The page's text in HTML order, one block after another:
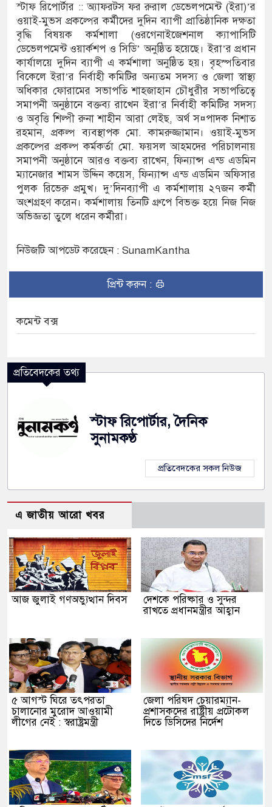
বুথ ও সেল্ফ সার্ভিস সেন্টারের উদ্বোধন
জেলা প্রশাসন
সংশোধন ও স্বত্ব ফেরতের দাবি
জীবনের ঝুঁকি, নিরাপদ নৌযান এখনো অধরা
শূন্য, ৪৫১টি প্রাথমিক বিদ্যালয়ে নেই প্রধান
নিহত ২, নিখোঁজ ২, ভবানীপুরে শোকের
অভিযোগে সংবাদ সম্মেলন, নিরাপত্তা ও সুষ্ঠু
বিঘা কৃষিজমি, বোরো আবাদ নিয়ে শঙ্কা
ও নাসীরুদ্দীনসহ ১০ জনের বিরুদ্ধে মামলা
থেকে দেশ পরিচালনার অধিকার হারিয়েছে :
ধর্মের নামে বিভেদ সৃষ্টি করছে : মির্জা
স্টাফ রিপোর্টার :: অ্যাফরটস ফর রুরাল ডেভেলপমেন্ট (ইরা)’র
ওয়াই-মুভস প্রকল্পের কর্মীদের দুদিন ব্যাপী প্রাতিষ্ঠানিক দক্ষতা
বৃদ্ধি বিষয়ক কর্মশালা (ওরগেনাইজেশনাল ক্যাপাসিটি
ডেভেলপমেন্ট ওয়ার্কশপ ও সিডি’ অনুষ্ঠিত হয়েছে। ইরা’র প্রধান
কার্যালয়ে দুদিন ব্যাপী এ কর্মশালা অনুষ্ঠিত হয়। বৃহস্পতিবার
বিকেলে ইরা’র নির্বাহী কমিটির অন্যতম সদস্য ও জেলা স্বাস্থ্য
অধিকার ফোরামের সভাপতি শাহজাহান চৌধুরীর সভাপতিত্বে
সমাপনী অনুষ্ঠানে বক্তব্য রাখেন ইরা’র নির্বাহী কমিটির সদস্য
ও অবৃত্তি শিল্পী রুনা শাহীন আরা লেইছ, অর্থ স¤পাদক নিশাত
রহমান, প্রকল্প ব্যবস্থাপক মো. কামরুজ্জামান। ওয়াই-মুভস
প্রকল্পের প্রকল্প কর্মকর্তা মো. ফয়সল আহমদের পরিচালনায়
সমাপনী অনুষ্ঠানে আরও বক্তব্য রাখেন, ফিন্যান্স এন্ড এডমিন
ম্যানেজার শামস উদ্দিন কয়েস, ফিন্যান্স এন্ড এডমিন অফিসার
পুলক রিভেরু প্রমুখ। দু’দিনব্যাপী এ কর্মশালায় ২৭জন কর্মী
অংশগ্রহণ করেন। কর্মশালায় তিনটি গ্রুপে বিভক্ত হয়ে নিজ নিজ
অভিজ্ঞতা তুলে ধরেন কর্মীরা।
নিউজটি আপডেট করেছেন : SunamKantha
প্রিন্ট করুন :
কমেন্ট বক্স
প্রতিবেদকের তথ্য
স্টাফ রিপোর্টার, দৈনিক
সুনামকণ্ঠ
প্রতিবেদকের সকল নিউজ
এ জাতীয় আরো খবর
আজ জুলাই গণঅভ্যুত্থান দিবস
দেশকে পরিষ্কার ও সুন্দর
রাখতে প্রধানমন্ত্রীর আহ্বান
৫ আগস্ট ঘিরে তৎপরতা
চালানোর মুরোদ আওয়ামী
লীগের নেই : স্বরাষ্ট্রমন্ত্রী
জেলা পরিষদ চেয়ারম্যান-
প্রশাসকদের রাষ্ট্রীয় প্রটোকল
দিতে ডিসিদের নির্দেশ